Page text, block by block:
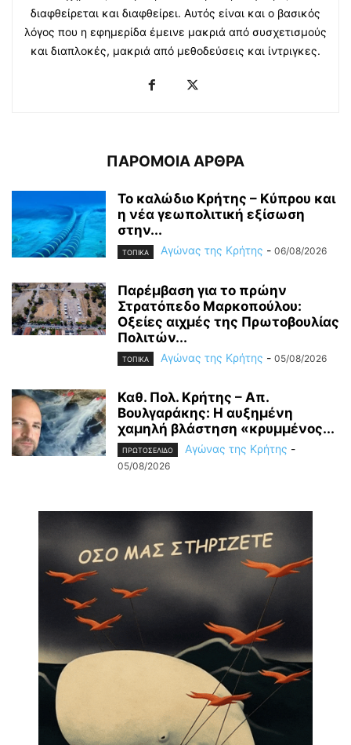
διαφθείρεται και διαφθείρει. Αυτός είναι και ο βασικός
λόγος που η εφημερίδα έμεινε μακριά από συσχετισμούς
και διαπλοκές, μακριά από μεθοδεύσεις και ίντριγκες.
ΠΑΡΟΜΟΙΑ ΑΡΘΡΑ
Το καλώδιο Κρήτης – Κύπρου και
η νέα γεωπολιτική εξίσωση
στην...
ΤΟΠΙΚΑ Αγώνας της Κρήτης - 06/08/2026
Παρέμβαση για το πρώην
Στρατόπεδο Μαρκοπούλου:
Οξείες αιχμές της Πρωτοβουλίας
Πολιτών...
ΤΟΠΙΚΑ Αγώνας της Κρήτης - 05/08/2026
Καθ. Πολ. Κρήτης – Απ.
Βουλγαράκης: Η αυξημένη
χαμηλή βλάστηση «κρυμμένος...
ΠΡΩΤΟΣΕΛΙΔΟ Αγώνας της Κρήτης -
05/08/2026